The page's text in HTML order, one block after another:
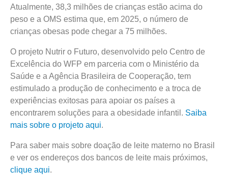
Atualmente, 38,3 milhões de crianças estão acima do
peso e a OMS estima que, em 2025, o número de
crianças obesas pode chegar a 75 milhões.
O projeto Nutrir o Futuro, desenvolvido pelo Centro de
Excelência do WFP em parceria com o Ministério da
Saúde e a Agência Brasileira de Cooperação, tem
estimulado a produção de conhecimento e a troca de
experiências exitosas para apoiar os países a
encontrarem soluções para a obesidade infantil. Saiba
mais sobre o projeto aqui.
Para saber mais sobre doação de leite materno no Brasil
e ver os endereços dos bancos de leite mais próximos,
clique aqui.